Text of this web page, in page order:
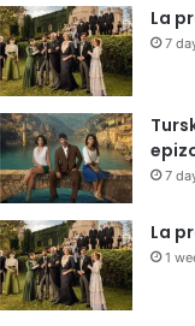
La
7
7
La
1